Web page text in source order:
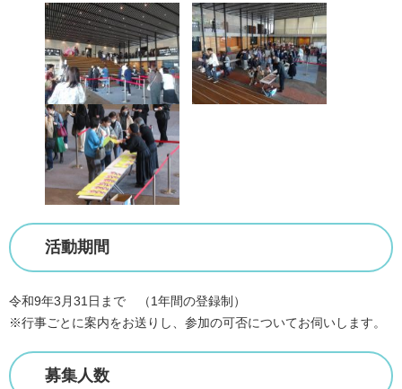
活動期間
令和9年3月31日まで （1年間の登録制）
※行事ごとに案内をお送りし、参加の可否についてお伺いします。
募集人数